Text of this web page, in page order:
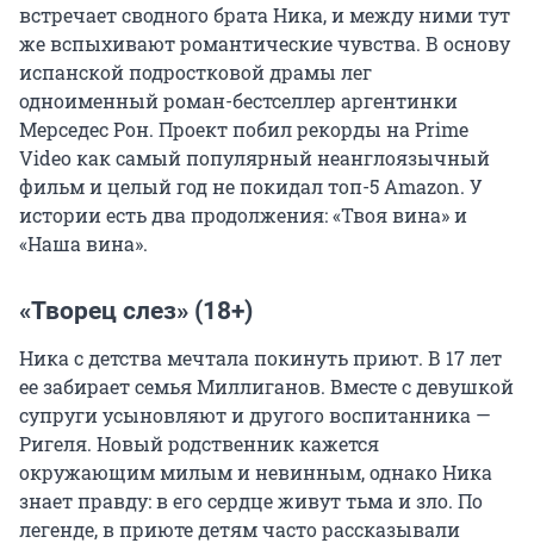
встречает сводного брата Ника, и между ними тут
же вспыхивают романтические чувства. В основу
испанской подростковой драмы лег
одноименный роман-бестселлер аргентинки
Мерседес Рон. Проект побил рекорды на Prime
Video как самый популярный неанглоязычный
фильм и целый год не покидал топ-5 Amazon. У
истории есть два продолжения: «Твоя вина» и
«Наша вина».
«Творец слез» (18+)
Ника с детства мечтала покинуть приют. В 17 лет
ее забирает семья Миллиганов. Вместе с девушкой
супруги усыновляют и другого воспитанника —
Ригеля. Новый родственник кажется
окружающим милым и невинным, однако Ника
знает правду: в его сердце живут тьма и зло. По
легенде, в приюте детям часто рассказывали